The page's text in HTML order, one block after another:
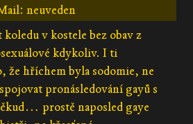
neuveden
v kostele bez obav z
kdykoliv. I ti
že hříchem byla sodomie, ne
pronásledování gayů s
prostě naposled gaye